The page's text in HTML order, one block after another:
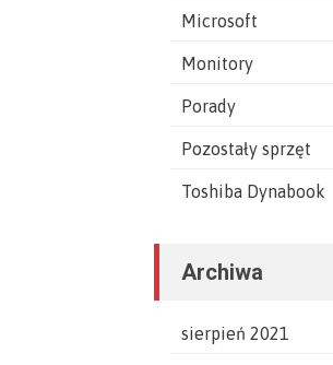
Microsoft
Monitory
Porady
Pozostały sprzęt
Toshiba Dynabook
Archiwa
sierpień 2021